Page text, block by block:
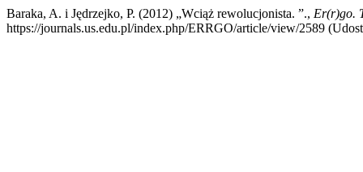
Baraka, A. i Jędrzejko, P. (2012) „Wciąż rewolucjonista. ”., Er(r)go.
https://journals.us.edu.pl/index.php/ERRGO/article/view/2589